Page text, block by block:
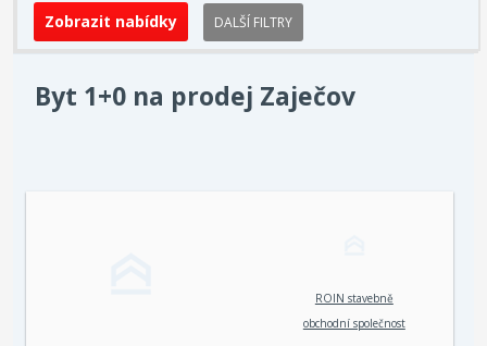
DALŠÍ FILTRY
Byt 1+0 na prodej Zaječov
ROIN stavebně
obchodní společnost